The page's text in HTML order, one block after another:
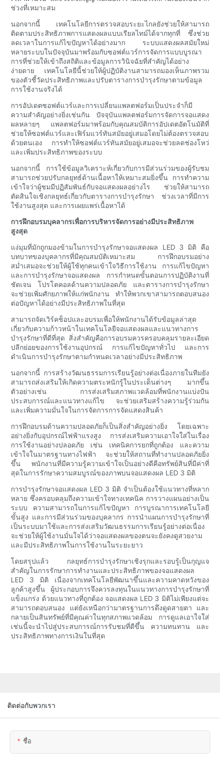
ช่วงที่เหมาะสม
นอกจากนี้ เทคโนโลยีการตรวจสอบระยะไกลยังช่วยให้สามารถ
ติดตามประสิทธิภาพการแสดงผลแบบเรียลไทม์ได้จากทุกที่ ซึ่งช่วย
ลดเวลาในการแก้ไขปัญหาได้อย่างมาก ระบบแสดงผลสมัยใหม่
หลายระบบในปัจจุบันมาพร้อมกับซอฟต์แวร์การจัดการแบบบูรณา
การที่ช่วยให้เข้าถึงสถิติและข้อมูลการวินิจฉัยที่สำคัญได้อย่าง
ง่ายดาย เทคโนโลยีนี้ช่วยให้ผู้ปฏิบัติงานสามารถมองเห็นภาพรวม
ของตัวชี้วัดประสิทธิภาพและปรับตารางการบำรุงรักษาตามข้อมูล
การใช้งานจริงได้
การอัปเดตซอฟต์แวร์และการเปลี่ยนแพลตฟอร์มเป็นประจำก็มี
ความสำคัญอย่างยิ่งเช่นกัน ปัจจุบันแพลตฟอร์มการจัดการจอแสดง
ผลหลายๆ แพลตฟอร์มมาพร้อมกับคุณสมบัติการอัปเดตอัตโนมัติที่
ช่วยให้ซอฟต์แวร์และเฟิร์มแวร์ทันสมัยอยู่เสมอโดยไม่ต้องตรวจสอบ
ด้วยตนเอง การทำให้ซอฟต์แวร์ทันสมัยอยู่เสมอจะช่วยลดช่องโหว่
และเพิ่มประสิทธิภาพของระบบ
นอกจากนี้ การใช้ข้อมูลวิเคราะห์เกี่ยวกับการมีส่วนร่วมของผู้รับชม
สามารถช่วยปรับกลยุทธ์ด้านเนื้อหาให้เหมาะสมยิ่งขึ้น การทำความ
เข้าใจว่าผู้ชมมีปฏิสัมพันธ์กับจอแสดงผลอย่างไร ช่วยให้สามารถ
ตัดสินใจเชิงกลยุทธ์เกี่ยวกับตารางการบำรุงรักษา ช่วงเวลาที่มีการ
ใช้งานสูงสุด และการเผยแพร่เนื้อหาได้
การฝึกอบรมบุคลากรเพื่อการบริหารจัดการอย่างมีประสิทธิภาพ
สูงสุด
แง่มุมที่มักถูกมองข้ามในการบำรุงรักษาจอแสดงผล LED 3 มิติ คือ
บทบาทของบุคลากรที่มีคุณสมบัติเหมาะสม การฝึกอบรมอย่าง
สม่ำเสมอจะช่วยให้ผู้ใช้ทุกคนเข้าใจวิธีการใช้งาน การแก้ไขปัญหา
และการบำรุงรักษาจอแสดงผล การกำหนดขั้นตอนการปฏิบัติงานที่
ชัดเจน โปรโตคอลด้านความปลอดภัย และตารางการบำรุงรักษา
จะช่วยเพิ่มศักยภาพให้แก่พนักงาน ทำให้พวกเขาสามารถตอบสนอง
ต่อปัญหาได้อย่างมีประสิทธิภาพในที่สุด
สามารถจัดเวิร์คช็อปและอบรมเพื่อให้พนักงานได้รับข้อมูลล่าสุด
เกี่ยวกับความก้าวหน้าในเทคโนโลยีจอแสดงผลและแนวทางการ
บำรุงรักษาที่ดีที่สุด สิ่งสำคัญคือการอบรมควรครอบคลุมรายละเอียด
ปลีกย่อยของการใช้งานอุปกรณ์ การแก้ไขปัญหาทั่วไป และการ
ดำเนินการบำรุงรักษาตามกำหนดเวลาอย่างมีประสิทธิภาพ
นอกจากนี้ การสร้างวัฒนธรรมการเรียนรู้อย่างต่อเนื่องภายในทีมยัง
สามารถส่งเสริมให้เกิดความตระหนักรู้ในประเด็นต่างๆ มากขึ้น
ตัวอย่างเช่น การส่งเสริมสภาพแวดล้อมที่พนักงานแบ่งปัน
ประสบการณ์และแนวทางแก้ไข จะช่วยเสริมสร้างความรู้ร่วมกัน
และเพิ่มความมั่นใจในการจัดการการจัดแสดงสินค้า
การฝึกอบรมด้านความปลอดภัยก็เป็นสิ่งสำคัญอย่างยิ่ง โดยเฉพาะ
อย่างยิ่งกับอุปกรณ์ไฟฟ้าแรงสูง การส่งเสริมความเอาใจใส่ในเรื่อง
การใช้งานอย่างปลอดภัย เช่น เทคนิคการยกที่ถูกต้อง และความ
เข้าใจในมาตรฐานทางไฟฟ้า จะช่วยให้สถานที่ทำงานปลอดภัยยิ่ง
ขึ้น พนักงานที่มีความรู้ความเข้าใจเป็นอย่างดีคือทรัพย์สินที่มีค่าที่
สุดในการรักษาความสมบูรณ์ของภาพบนจอแสดงผล LED 3 มิติ
การบำรุงรักษาจอแสดงผล LED 3 มิติ จำเป็นต้องใช้แนวทางที่หลาก
หลาย ซึ่งครอบคลุมถึงความเข้าใจทางเทคนิค การวางแผนอย่างเป็น
ระบบ ความสามารถในการแก้ไขปัญหา การบูรณาการเทคโนโลยี
ขั้นสูง และการมีส่วนร่วมของบุคลากร การนำแผนการบำรุงรักษาที่
เป็นระบบมาใช้และการส่งเสริมวัฒนธรรมการเรียนรู้อย่างต่อเนื่อง
จะช่วยให้ผู้ใช้งานมั่นใจได้ว่าจอแสดงผลของตนจะยังคงดูสวยงาม
และมีประสิทธิภาพในการใช้งานในระยะยาว
โดยสรุปแล้ว กลยุทธ์การบำรุงรักษาเชิงรุกและรอบรู้เป็นกุญแจ
สำคัญในการรักษาการทำงานและประสิทธิภาพของจอแสดงผล
LED 3 มิติ เนื่องจากเทคโนโลยีพัฒนาขึ้นและความคาดหวังของ
ลูกค้าสูงขึ้น ผู้ประกอบการจึงควรลงทุนในแนวทางการบำรุงรักษาที่
แข็งแกร่ง ด้วยแนวทางที่ถูกต้อง จอแสดงผล LED 3 มิติไม่เพียงแต่จะ
สามารถตอบสนอง แต่ยังเหนือกว่ามาตรฐานการดึงดูดสายตา และ
กลายเป็นสินทรัพย์ที่มีคุณค่าในทุกสภาพแวดล้อม การดูแลเอาใจใส่
เช่นนี้จะนำไปสู่ประสบการณ์การรับชมที่ดีขึ้น ความทนทาน และ
ประสิทธิภาพทางการเงินในที่สุด
ติดต่อกับพวกเรา
ชื่อ